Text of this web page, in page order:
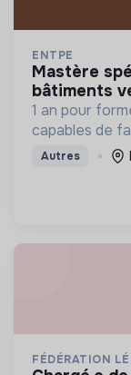
ENTPE
mastère spécialisé® green buildings-
bâtiments
1 an pour
capables de
globale des
Autres
FÉDÉRATION